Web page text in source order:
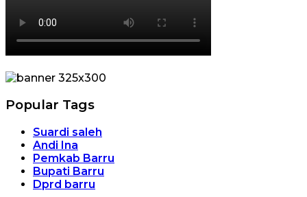
Popular Tags
Suardi saleh
Andi Ina
Pemkab Barru
Bupati Barru
Dprd barru